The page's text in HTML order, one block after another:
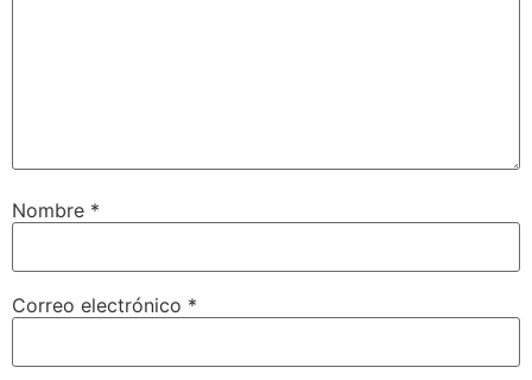
Nombre *
Correo electrónico *